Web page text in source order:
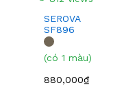
SEROVA
SF896
(có 1 màu)
880,000₫